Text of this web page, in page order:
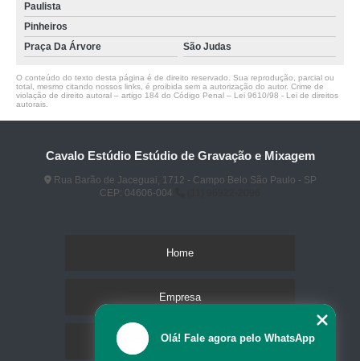
Paulista
Pinheiros
Praça Da Árvore
São Judas
O conteúdo do texto desta página é de direito reservado. Sua reprodução, parcial ou
total, mesmo citando nossos links, é proibida sem a autorização do autor. Crime de
violação de direito autoral – artigo 184 do Código Penal – Lei 9610/98 - Lei de direitos
autorais
Cavalo Estúdio Estúdio de Gravação e Mixagem
Rua Barão de Jaceguai, 1712 - Campo Belo São Paulo - SP
CEP: 04606-004
Home
Empresa
Missão
Olá! Fale agora pelo WhatsApp